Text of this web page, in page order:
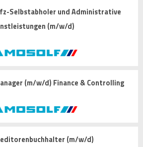
Selbstabholer und Administrative
(m/w/d)
(m/w/d) Finance & Controlling
(m/w/d)